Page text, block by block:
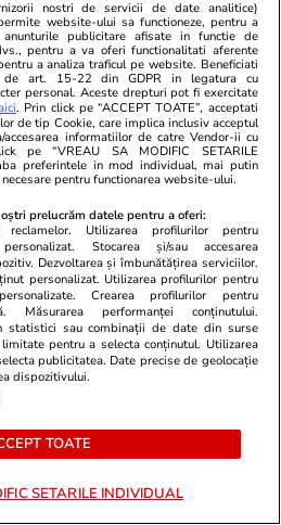
25 iul.
cu
ales o
nostri de servicii de date analitice)
website-ului sa functioneze, pentru a
publicitare afisate in functie de
pentru a va oferi functionalitati aferente
a analiza traficul pe website. Beneficiati
de art. 15-22 din GDPR in legatura cu
personal. Aceste drepturi pot fi exercitate
. Prin click pe “ACCEPT TOATE”, acceptati
de tip Cookie, care implica inclusiv acceptul
informatiilor de catre Vendor-ii cu
pe “VREAU SA MODIFIC SETARILE
preferintele in mod individual, mai putin
pentru functionarea website-ului.
prelucrăm datele pentru a oferi:
reclamelor. Utilizarea profilurilor pentru
Stocarea și/sau accesarea
Dezvoltarea și îmbunătățirea serviciilor.
personalizat. Utilizarea profilurilor pentru
Crearea profilurilor pentru
Măsurarea performanței conținutului.
statistici sau combinații de date din surse
pentru a selecta conținutul. Utilizarea
publicitatea. Date precise de geolocație
dispozitivului.
TOATE
SETARILE INDIVIDUAL